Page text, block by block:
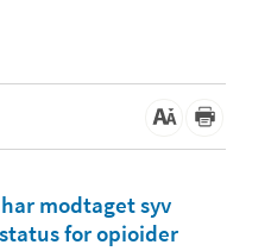
modtaget syv
for opioider